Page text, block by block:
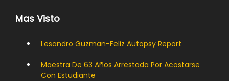
Mas Visto
Lesandro Guzman-Feliz Autopsy Report
Maestra De 63 Años Arrestada Por Acostarse
Con Estudiante